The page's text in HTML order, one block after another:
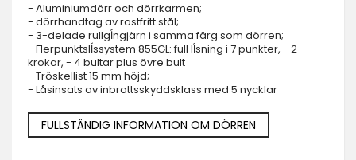
- Aluminiumdörr och dörrkarmen;
- dörrhandtag av rostfritt stål;
- 3-delade rullgĺngjärn i samma färg som dörren;
- Flerpunktslĺssystem 855GL: full lĺsning i 7 punkter, - 2
krokar, - 4 bultar plus övre bult
- Tröskellist 15 mm höjd;
- Låsinsats av inbrottsskyddsklass med 5 nycklar
FULLSTÄNDIG INFORMATION OM DÖRREN